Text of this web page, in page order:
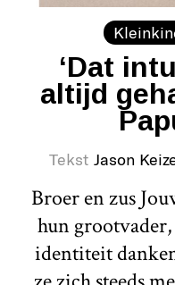
‘Dat
altijd
Tekst Jason
Broer en zus
hun
identiteit